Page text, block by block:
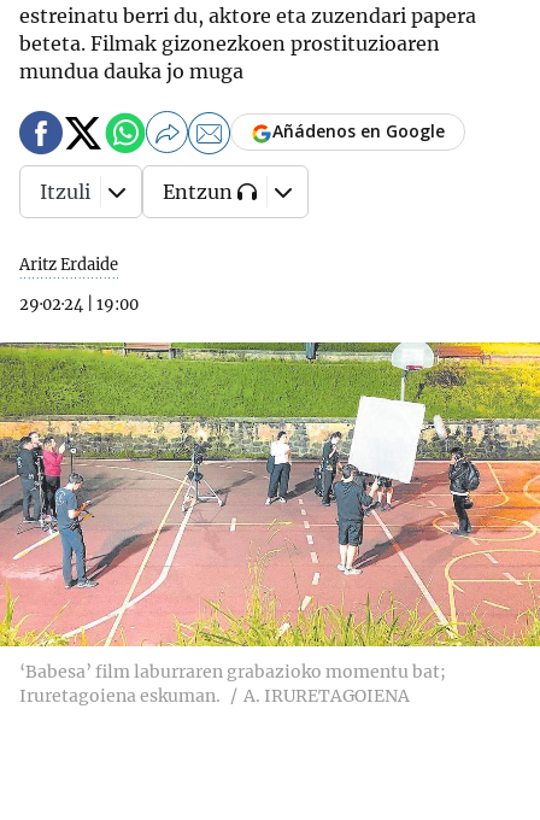
estreinatu berri du, aktore eta zuzendari papera
beteta. Filmak gizonezkoen prostituzioaren
mundua dauka jo muga
Aritz Erdaide
29·02·24
19:00
Añádenos en Google
Itzuli Entzun
‘Babesa’ film laburraren grabazioko momentu bat;
Iruretagoiena eskuman.
A. IRURETAGOIENA